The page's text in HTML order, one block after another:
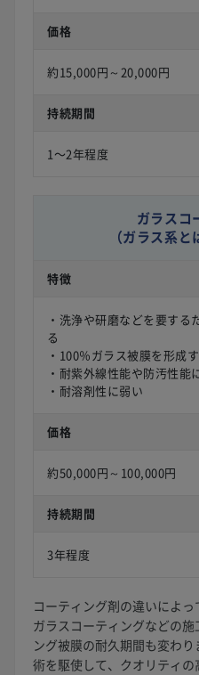
価格
約15,000円～20,000円
持続期間
1〜2年程度
ガラスコ
（ガラス系と
特徴
・洗浄や研磨などを要する
る
・100％ガラス被膜を形成
・耐紫外線性能や防汚性能
・耐溶剤性に弱い
価格
約50,000円～100,000円
持続期間
3年程度
コーティング剤の違いによ
ガラスコーティングなどの
ング被膜の耐久期間も変わ
術を駆使して、クオリティの